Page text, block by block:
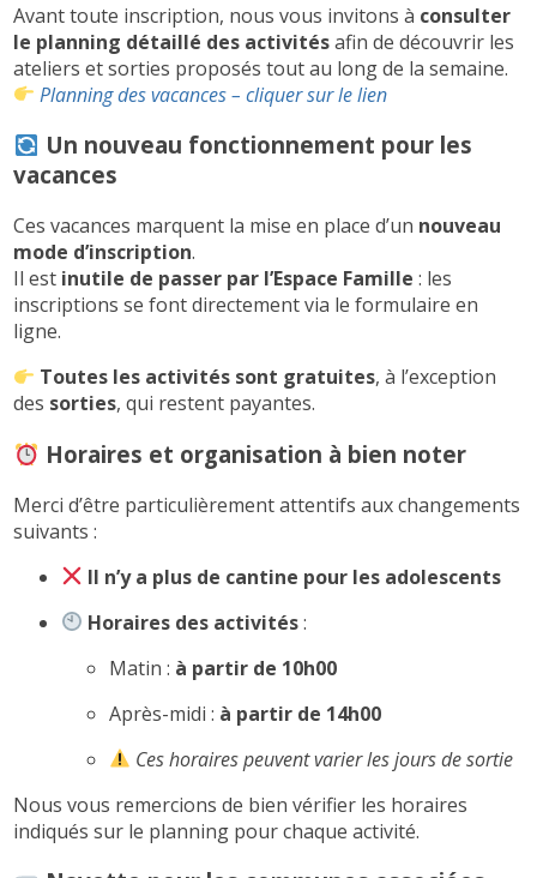
Avant toute inscription, nous vous invitons à consulter
le planning détaillé des activitésafin de découvrir les
ateliers et sorties proposés tout au long de la semaine.
Planning des vacances – cliquer sur le lien
Un nouveau fonctionnement pour les
vacances
Ces vacances marquent la mise en place d’un nouveau
mode d’inscription.
Il est inutile de passer par l’Espace Famille : les
inscriptions se font directement via le formulaire en
ligne.
Toutes les activités sont gratuites, à l’exception
des sorties, qui restent payantes.
Horaires et organisation à bien noter
Merci d’être particulièrement attentifs aux changements
suivants :
Il n’y a plus de cantine pour les adolescents
Horaires des activités:
Matin : à partir de 10h00
Après-midi : à partir de 14h00
Ces horaires peuvent varier les jours de sortie
Nous vous remercions de bien vérifier les horaires
indiqués sur le planning pour chaque activité.